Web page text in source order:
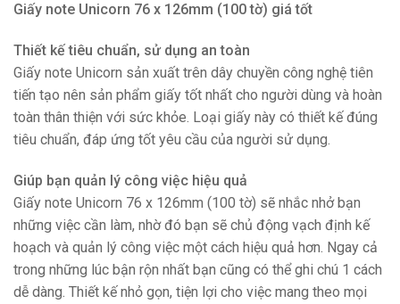
Giấy note Unicorn 76 x 126mm (100 tờ) giá tốt
Thiết kế tiêu chuẩn, sử dụng an toàn
Giấy note Unicorn sản xuất trên dây chuyền công nghệ tiên
tiến tạo nên sản phẩm giấy tốt nhất cho người dùng và hoàn
toàn thân thiện với sức khỏe. Loại giấy này có thiết kế đúng
tiêu chuẩn, đáp ứng tốt yêu cầu của người sử dụng.
Giúp bạn quản lý công việc hiệu quả
Giấy note Unicorn 76 x 126mm (100 tờ) sẽ nhắc nhở bạn
những việc cần làm, nhờ đó bạn sẽ chủ động vạch định kế
hoạch và quản lý công việc một cách hiệu quả hơn. Ngay cả
trong những lúc bận rộn nhất bạn cũng có thể ghi chú 1 cách
dễ dàng. Thiết kế nhỏ gọn, tiện lợi cho việc mang theo mọi